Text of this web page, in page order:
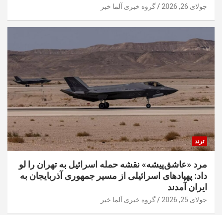
جولای 26, 2026 گروه خبری آلما خبر
ترند
مرد «عاشق‌پیشه» نقشه حمله اسرائیل به تهران را لو
داد: پهپادهای اسرائیلی از مسیر جمهوری آذربایجان به
ایران آمدند
جولای 25, 2026 گروه خبری آلما خبر